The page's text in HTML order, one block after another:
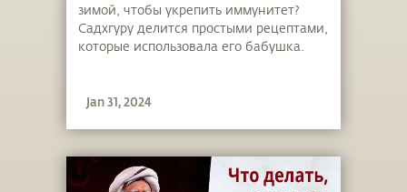
от гриппа
зимой, чтобы укрепить иммунитет?
Садхгуру делится простыми рецептами,
которые использовала его бабушка.
Jan 31, 2024